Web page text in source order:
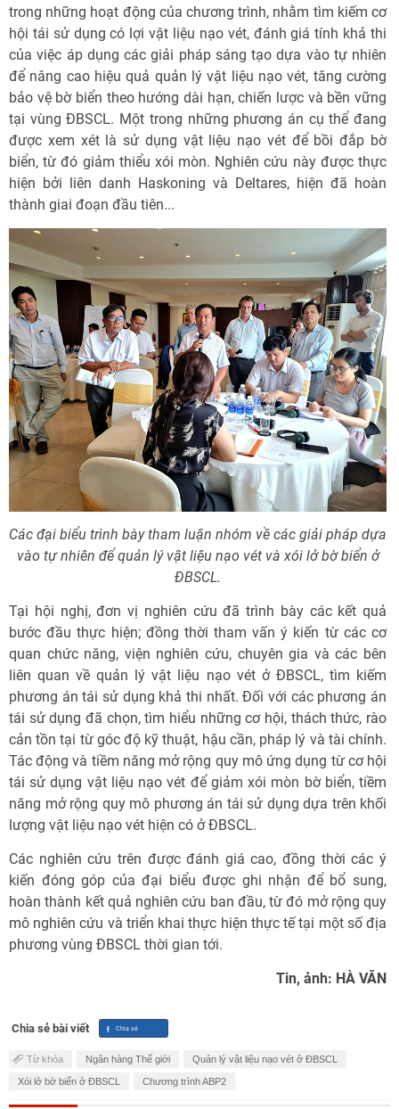
trong những hoạt động của chương trình, nhằm tìm kiếm cơ
hội tái sử dụng có lợi vật liệu nạo vét, đánh giá tính khả thi
của việc áp dụng các giải pháp sáng tạo dựa vào tự nhiên
để nâng cao hiệu quả quản lý vật liệu nạo vét, tăng cường
bảo vệ bờ biển theo hướng dài hạn, chiến lược và bền vững
tại vùng ĐBSCL. Một trong những phương án cụ thể đang
được xem xét là sử dụng vật liệu nạo vét để bồi đắp bờ
biển, từ đó giảm thiểu xói mòn. Nghiên cứu này được thực
hiện bởi liên danh Haskoning và Deltares, hiện đã hoàn
thành giai đoạn đầu tiên...
Các đại biểu trình bày tham luận nhóm về các giải pháp dựa
vào tự nhiên để quản lý vật liệu nạo vét và xói lở bờ biển ở
ĐBSCL.
Tại hội nghị, đơn vị nghiên cứu đã trình bày các kết quả
bước đầu thực hiện; đồng thời tham vấn ý kiến từ các cơ
quan chức năng, viện nghiên cứu, chuyên gia và các bên
liên quan về quản lý vật liệu nạo vét ở ĐBSCL, tìm kiếm
phương án tái sử dụng khả thi nhất. Đối với các phương án
tái sử dụng đã chọn, tìm hiểu những cơ hội, thách thức, rào
cản tồn tại từ góc độ kỹ thuật, hậu cần, pháp lý và tài chính.
Tác động và tiềm năng mở rộng quy mô ứng dụng từ cơ hội
tái sử dụng vật liệu nạo vét để giảm xói mòn bờ biển, tiềm
năng mở rộng quy mô phương án tái sử dụng dựa trên khối
lượng vật liệu nạo vét hiện có ở ĐBSCL.
Các nghiên cứu trên được đánh giá cao, đồng thời các ý
kiến đóng góp của đại biểu được ghi nhận để bổ sung,
hoàn thành kết quả nghiên cứu ban đầu, từ đó mở rộng quy
mô nghiên cứu và triển khai thực hiện thực tế tại một số địa
phương vùng ĐBSCL thời gian tới.
Tin, ảnh: HÀ VĂN
Chia sẻ bài viết
Từ khóa Ngân hàng Thế giới Quản lý vật liệu nạo vét ở ĐBSCL
Xói lở bờ biển ở ĐBSCL Chương trình ABP2